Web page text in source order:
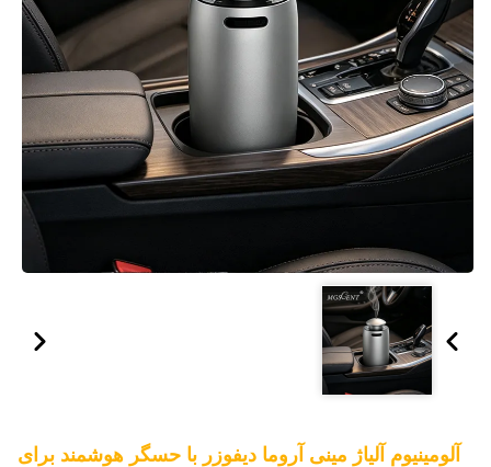
آلومینیوم آلیاژ مینی آروما دیفوزر با حسگر هوشمند برای